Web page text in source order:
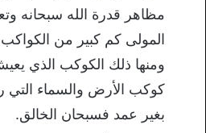
مظاهر قدرة الله سبحانه
المولى كم كبير من
ومنها ذلك الكوكب الذي
كوكب الأرض والسماء التي
بغير عمد فسبحان الخالق.